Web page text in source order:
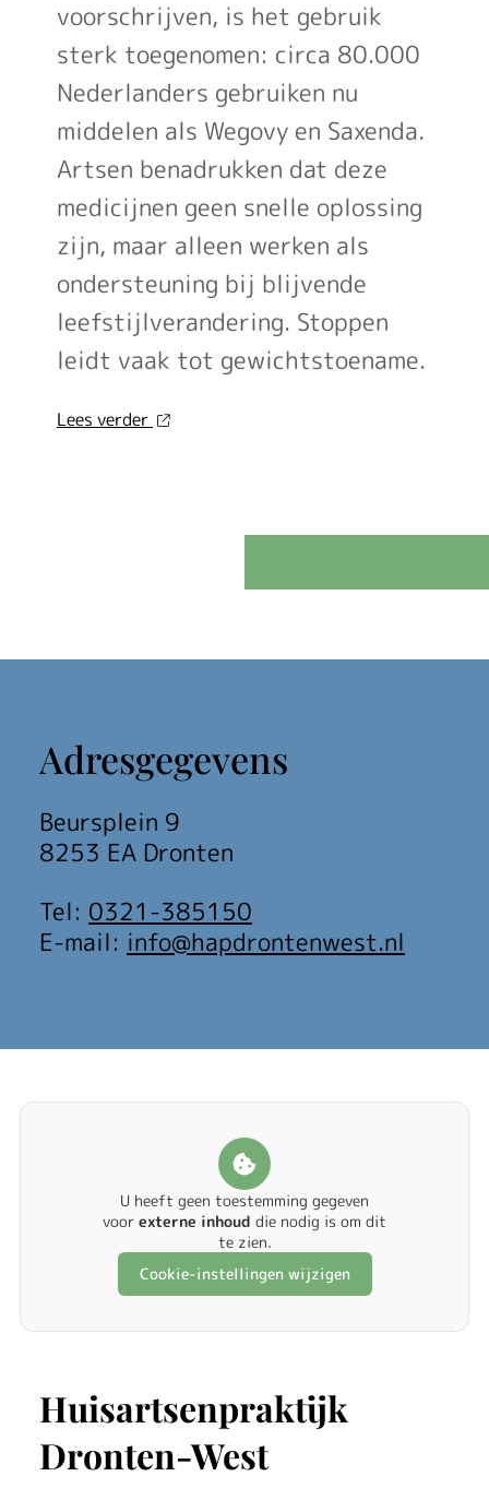
voorschrijven, is het gebruik
sterk toegenomen: circa 80.000
Nederlanders gebruiken nu
middelen als Wegovy en Saxenda.
Artsen benadrukken dat deze
medicijnen geen snelle oplossing
zijn, maar alleen werken als
ondersteuning bij blijvende
leefstijlverandering. Stoppen
leidt vaak tot gewichtstoename.
Lees verder over
U heeft geen toestemming gegeven
voor externe inhoud die nodig is om dit
te zien.
Cookie-instellingen wijzigen
Adresgegevens
Beursplein 9
8253 EA Dronten
Tel: 0321-385150
E-mail: info@hapdrontenwest.nl
Huisartsenpraktijk
Dronten-West